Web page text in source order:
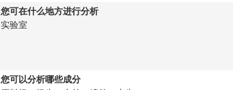
您可在什么地方进行分析
实验室
您可以分析哪些成分